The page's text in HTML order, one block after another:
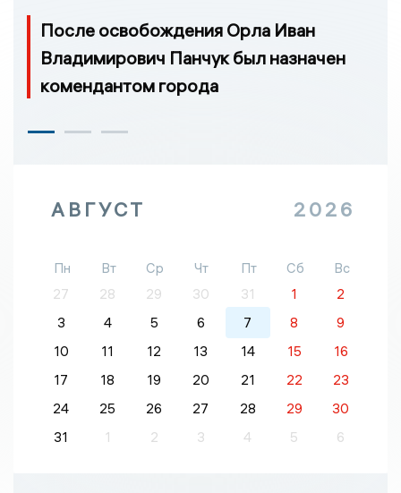
После освобождения Орла Иван
Владимирович Панчук был назначен
комендантом города
АВГУСТ 2026
Пн Вт Ср Чт Пт Сб
Вс
27
28 29 30 31 1
2
3
4 5 6 7 8
9
10
11 12 13 14 15
16
17
18 19 20 21 22
23
24
25 26 27 28 29
30
31
1 2 3 4 5 6